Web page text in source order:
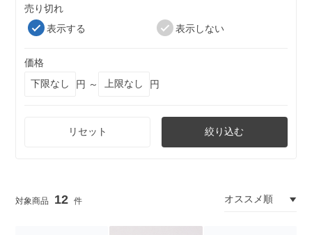
売り切れ
表示する
表示しない
価格
円 ～
円
リセット 絞り込む
12